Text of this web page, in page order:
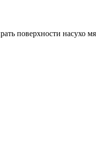
поверхности насухо